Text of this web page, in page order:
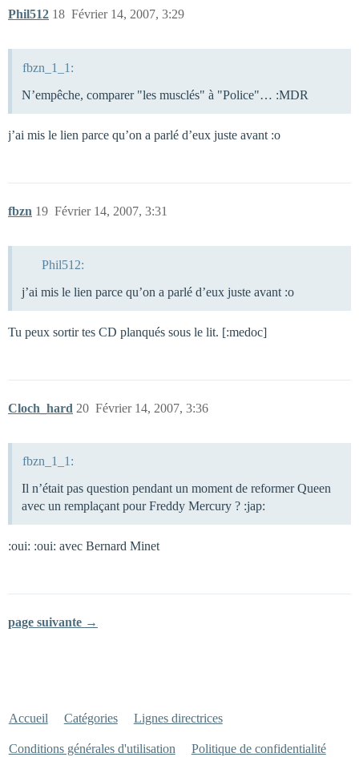
Phil512 Février 14, 2007, 3:29
18
fbzn_1_1:
N’empêche, comparer "les musclés" à "Police"… :MDR
j’ai mis le lien parce qu’on a parlé d’eux juste avant :o
fbzn Février 14, 2007, 3:31
19
Phil512:
j’ai mis le lien parce qu’on a parlé d’eux juste avant :o
Tu peux sortir tes CD planqués sous le lit. [:medoc]
Cloch_hard Février 14, 2007, 3:36
20
fbzn_1_1:
Il n’était pas question pendant un moment de reformer Queen
avec un remplaçant pour Freddy Mercury ? :jap:
:oui: :oui: avec Bernard Minet
page suivante →
Accueil Catégories Lignes directrices
Conditions générales d'utilisation Politique de confidentialité